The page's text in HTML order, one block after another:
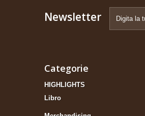
Newsletter
Categorie
HIGHLIGHTS
Libro